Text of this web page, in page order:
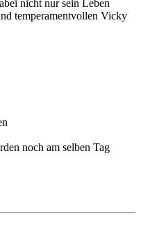
nicht nur sein Leben
temperamentvollen Vicky
noch am selben Tag